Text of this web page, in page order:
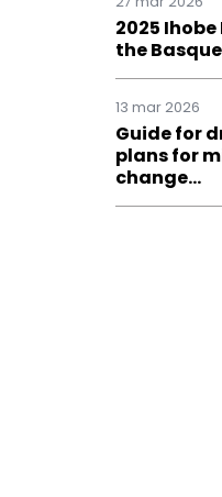
2025
the
13 mar 2026
Guide for
plans for
change…